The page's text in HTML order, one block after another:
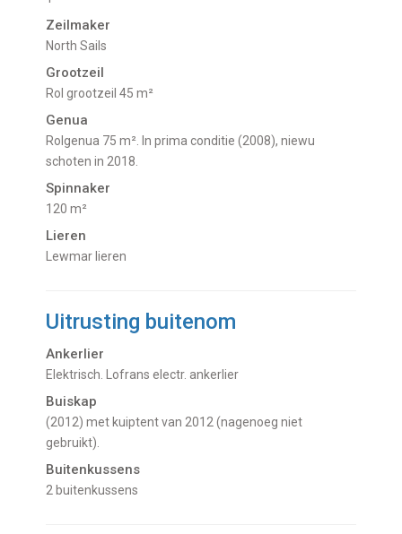
Zeilmaker
North Sails
Grootzeil
Rol grootzeil 45 m²
Genua
Rolgenua 75 m². In prima conditie (2008), niewu
schoten in 2018.
Spinnaker
120 m²
Lieren
Lewmar lieren
Uitrusting buitenom
Ankerlier
Elektrisch. Lofrans electr. ankerlier
Buiskap
(2012) met kuiptent van 2012 (nagenoeg niet
gebruikt).
Buitenkussens
2 buitenkussens